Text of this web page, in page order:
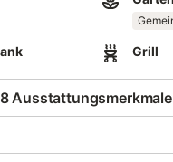
Mahlzeiten auf dem Grill
Baum.
Stadt Sardiniens, Sassari,
Restaurants, Bars
Grill